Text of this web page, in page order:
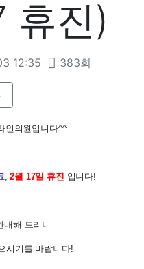
휴진)
12:35 383회
인의원입니다^^
,2월 17일 휴진 입니다!
내해 드리니
시기를 바랍니다!